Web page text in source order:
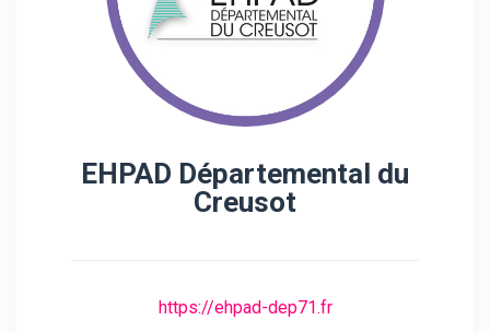
EHPAD Départemental du
Creusot
https://ehpad-dep71.fr